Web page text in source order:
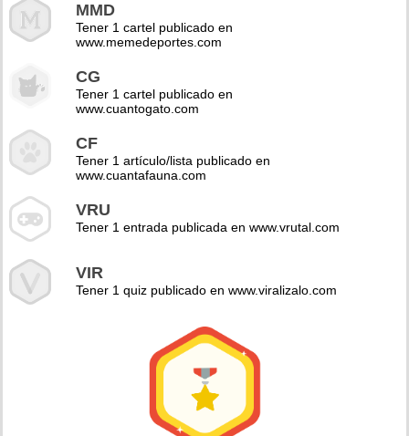
MMD
Tener 1 cartel publicado en
www.memedeportes.com
CG
Tener 1 cartel publicado en
www.cuantogato.com
CF
Tener 1 artículo/lista publicado en
www.cuantafauna.com
VRU
Tener 1 entrada publicada en www.vrutal.com
VIR
Tener 1 quiz publicado en www.viralizalo.com